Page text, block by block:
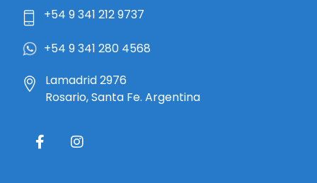
+54 9 341 212 9737
+54 9 341 280 4568
Lamadrid 2976
Rosario, Santa Fe. Argentina